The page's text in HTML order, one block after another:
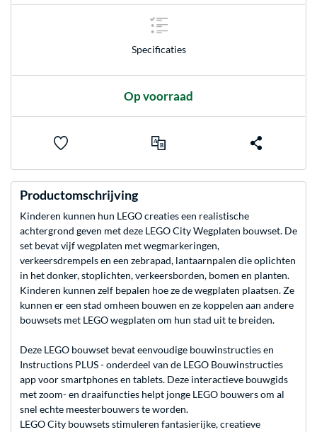
Specificaties
Op voorraad
Productomschrijving
Kinderen kunnen hun LEGO creaties een realistische
achtergrond geven met deze LEGO City Wegplaten bouwset. De
set bevat vijf wegplaten met wegmarkeringen,
verkeersdrempels en een zebrapad, lantaarnpalen die oplichten
in het donker, stoplichten, verkeersborden, bomen en planten.
Kinderen kunnen zelf bepalen hoe ze de wegplaten plaatsen. Ze
kunnen er een stad omheen bouwen en ze koppelen aan andere
bouwsets met LEGO wegplaten om hun stad uit te breiden.
Deze LEGO bouwset bevat eenvoudige bouwinstructies en
Instructions PLUS - onderdeel van de LEGO Bouwinstructies
app voor smartphones en tablets. Deze interactieve bouwgids
met zoom- en draaifuncties helpt jonge LEGO bouwers om al
snel echte meesterbouwers te worden.
LEGO City bouwsets stimuleren fantasierijke, creatieve